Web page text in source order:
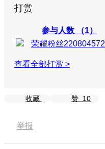
打赏
参与人数 （1）
荣耀粉丝220804572
查看全部打赏 >
收藏 赞 10
举报